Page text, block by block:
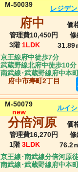
M-50039 レジデ
府中 価
管理費10,450円
修
3階 1LDK 31.89
京王線府中徒歩7分
武蔵野線北府中徒歩10分
南武線･武蔵野線府中本
府中市寿町2丁目
M-50079
new
ルイ
分倍河原 価
管理費16,270円
修
1階 3LDK 76.2
京王線･南武線分倍河原
南武線･武蔵野線府中本